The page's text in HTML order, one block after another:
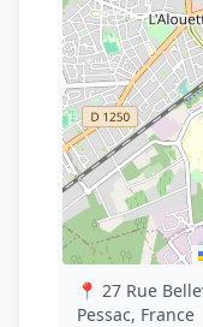
📍 27 Rue
Pessac, France